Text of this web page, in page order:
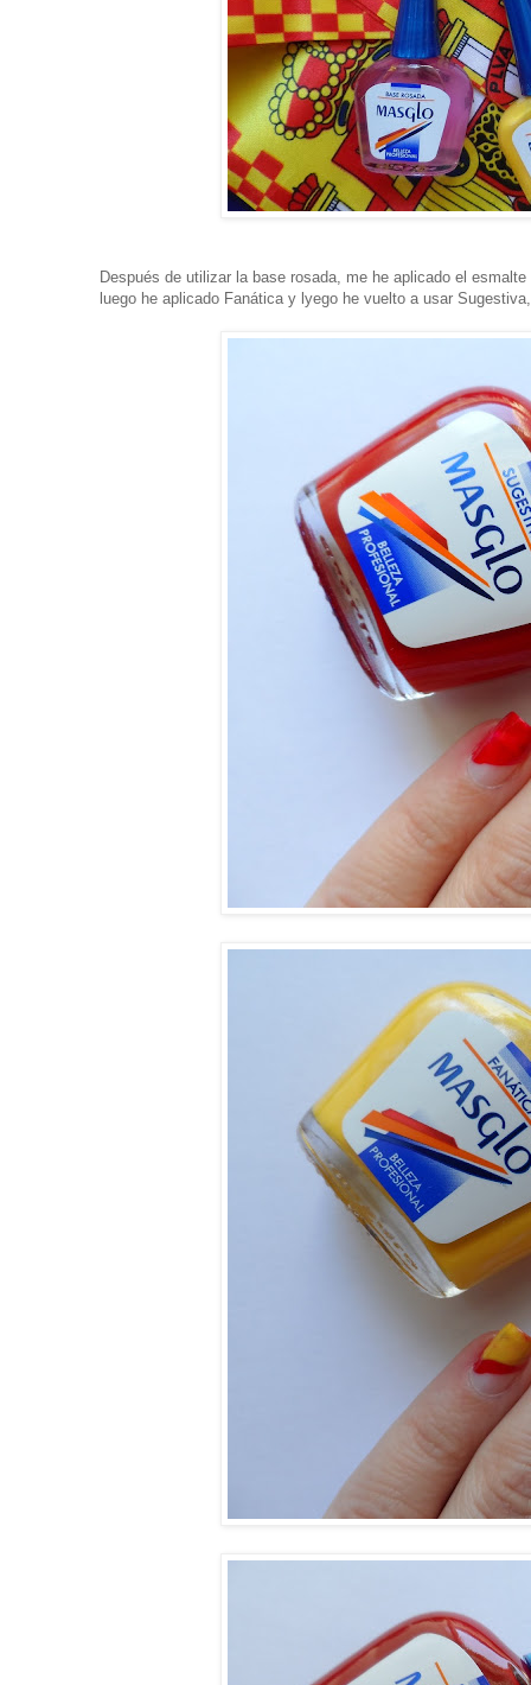
Después de utilizar la base rosada, me he aplicado el
luego he aplicado Fanática y lyego he vuelto a usar